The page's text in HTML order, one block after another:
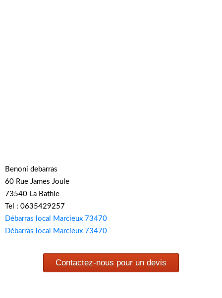
Benoni debarras
60 Rue James Joule
73540 La Bathie
Tel : 0635429257
Débarras local Marcieux 73470
Débarras local Marcieux 73470
Contactez-nous pour un devis